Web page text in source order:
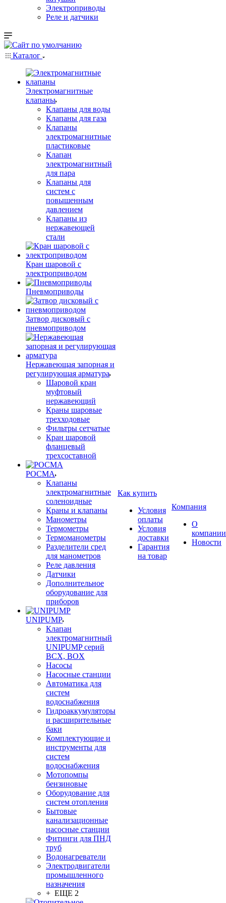
Электроприводы
Реле и датчики
Каталог
Электромагнитные
клапаны
Клапаны для воды
Клапаны для газа
Клапаны
электромагнитные
пластиковые
Клапан
электромагнитный
для пара
Клапаны для
систем с
повышенным
давлением
Клапаны из
нержавеющей
стали
Кран шаровой с
электроприводом
Пневмоприводы
Затвор дисковый с
пневмоприводом
Нержавеющая запорная и
регулирующая арматура
Шаровой кран
муфтовый
нержавеющий
Краны шаровые
трехходовые
Фильтры сетчатые
Кран шаровой
фланцевый
трехсоставной
РОСМА
Клапаны
электромагнитные
соленоидные
Краны и клапаны
Манометры
Термометры
Термоманометры
Разделители сред
для манометров
Реле давления
Датчики
Дополнительное
оборудование для
приборов
UNIPUMP
Клапан
электромагнитный
UNIPUMP серий
BCX, BOX
Насосы
Насосные станции
Автоматика для
систем
водоснабжения
Гидроаккумуляторы
и расширительные
баки
Комплектующие и
инструменты для
систем
водоснабжения
Мотопомпы
бензиновые
Оборудование для
систем отопления
Бытовые
канализационные
насосные станции
Фитинги для ПНД
труб
Водонагреватели
Электродвигатели
промышленного
назначения
+ ЕЩЕ 2
Как купить
Условия
оплаты
Условия
доставки
Гарантия
на товар
Компания
О
компании
Новости